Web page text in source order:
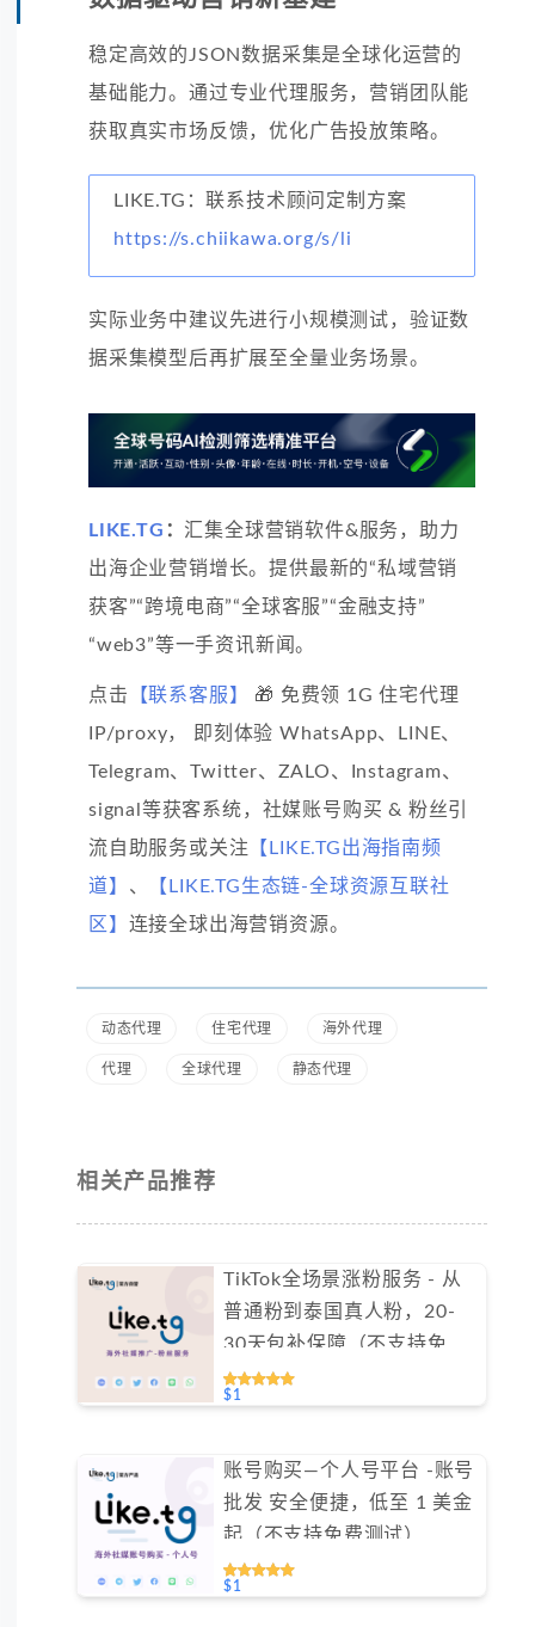
稳定高效的JSON数据采集是全球化运营的
基础能力。通过专业代理服务，营销团队能
获取真实市场反馈，优化广告投放策略。
LIKE.TG：联系技术顾问定制方案
https://s.chiikawa.org/s/li
实际业务中建议先进行小规模测试，验证数
据采集模型后再扩展至全量业务场景。
LIKE.TG ： 汇集全球营销软件&服务，助力
出海企业营销增长。提供最新的“私域营销
获客”“跨境电商”“全球客服”“金融支持”
“web3”等一手资讯新闻。
点击 【联系客服】
🎁 免费领 1G 住宅代理
IP/proxy， 即刻体验 WhatsApp、LINE、
Telegram、Twitter、ZALO、Instagram、
signal等获客系统，社媒账号购买 & 粉丝引
流自助服务或关注 【LIKE.TG出海指南频
道】 、
【LIKE.TG生态链-全球资源互联社
区】 连接全球出海营销资源。
动态代理 住宅代理 海外代理
代理 全球代理 静态代理
相关产品推荐
TikTok全场景涨粉服务 - 从
普通粉到泰国真人粉，20-
30天包补保障（不支持免费
测试）
$1
账号购买—个人号平台 -账号
批发 安全便捷，低至 1 美金
起（不支持免费测试）
$1